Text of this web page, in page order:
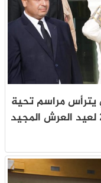
يترأس مراسم تحية